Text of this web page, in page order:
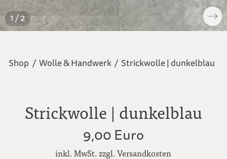
1 / 2
Shop / Wolle & Handwerk / Strickwolle | dunkelblau
Strickwolle | dunkelblau
9,00 Euro
inkl. MwSt. zzgl. Versandkosten